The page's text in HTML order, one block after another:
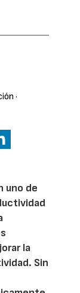
·
uno de
la
Sin